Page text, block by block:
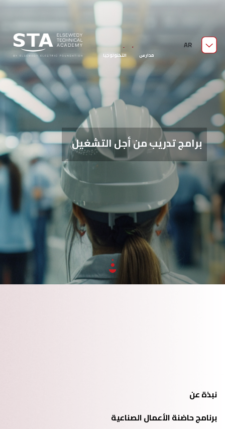
مدارس السويدي الفنية
قدّم الآن
مدارس التكنولوجيا
التطبيقية
AR
برامج تدريب من أجل التشغيل
نبذة عن
برنامج حاضنة الأعمال الصناعية